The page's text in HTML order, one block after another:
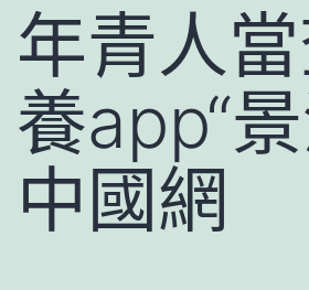
年青人
養app“景
中國網